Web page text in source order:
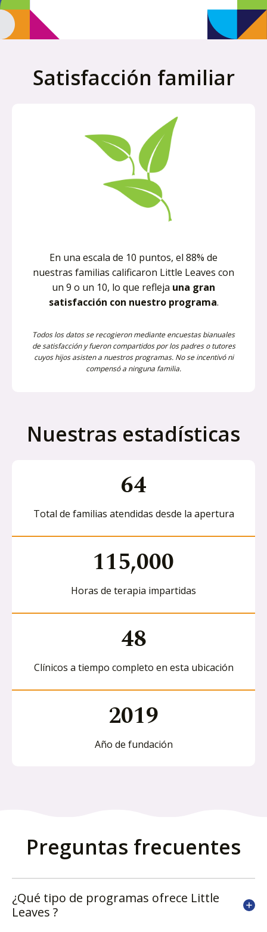
Satisfacción familiar
En una escala de 10 puntos, el 88% de
nuestras familias calificaron Little Leaves con
un 9 o un 10, lo que refleja una gran
satisfacción con nuestro programa.
Todos los datos se recogieron mediante encuestas bianuales
de satisfacción y fueron compartidos por los padres o tutores
cuyos hijos asisten a nuestros programas. No se incentivó ni
compensó a ninguna familia.
Nuestras estadísticas
64
Total de familias atendidas desde la apertura
115,000
Horas de terapia impartidas
48
Clínicos a tiempo completo en esta ubicación
2019
Año de fundación
Preguntas frecuentes
¿Qué tipo de programas ofrece Little
Leaves ?